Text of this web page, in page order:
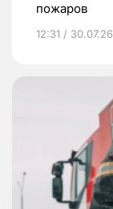
пожаров
12:31 / 30.07.26